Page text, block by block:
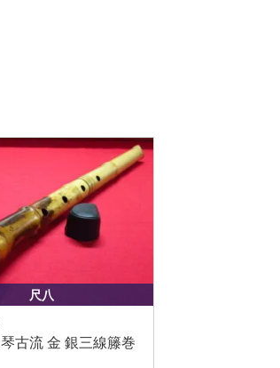
尺八
琴古流 金 銀三線籐巻